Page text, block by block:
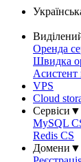
Оренда
Швидка
Асистент
VPS
Cloud
Сервіси ▼
MySQL
Redis CS
Домени ▼